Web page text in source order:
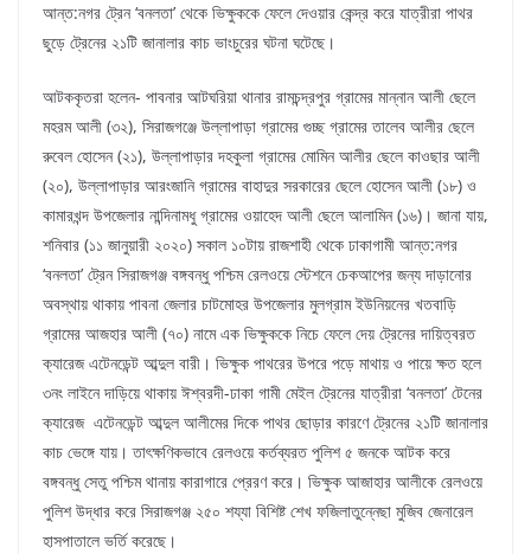
আন্ত:নগর ট্রেন ‘বনলতা’ থেকে ভিক্ষুককে ফেলে দেওয়ার কেন্দ্র করে যাত্রীরা পাথর
ছুড়ে ট্রেনের ২১টি জানালার কাচ ভাংচুরের ঘটনা ঘটেছে।
আটককৃতরা হলেন- পাবনার আটঘরিয়া থানার রামচন্দ্রপুর গ্রামের মান্নান আলী ছেলে
মহরম আলী (৩২), সিরাজগঞ্জে উল্লাপাড়া গ্রামের গুচ্ছ গ্রামের তালেব আলীর ছেলে
রুবেল হোসেন (২১), উল্লাপাড়ার দহকুলা গ্রামের মোমিন আলীর ছেলে কাওছার আলী
(২০), উল্লাপাড়ার আরংজানি গ্রামের বাহাদুর সরকারের ছেলে হোসেন আলী (১৮) ও
কামারখন্দ উপজেলার নান্দিনামধু গ্রামের ওয়াহেদ আলী ছেলে আলামিন (১৬)। জানা যায়,
শনিবার (১১ জানুয়ারী ২০২০) সকাল ১০টায় রাজশাহী থেকে ঢাকাগামী আন্ত:নগর
‘বনলতা’ ট্রেন সিরাজগঞ্জ বঙ্গবন্ধু পশ্চিম রেলওয়ে স্টেশনে চেকআপের জন্য দাড়ানোর
অবস্থায় থাকায় পাবনা জেলার চাটমোহর উপজেলার মুলগ্রাম ইউনিয়নের খতবাড়ি
গ্রামের আজহার আলী (৭০) নামে এক ভিক্ষুককে নিচে ফেলে দেয় ট্রেনের দায়িত্বরত
ক্যারেজ এটেনডেন্ট আব্দুল বারী। ভিক্ষুক পাথরের উপরে পড়ে মাথায় ও পায়ে ক্ষত হলে
৩নং লাইনে দাড়িয়ে থাকায় ঈশ্বরদী-ঢাকা গামী মেইল ট্রেনের যাত্রীরা ‘বনলতা’ টেনের
ক্যারেজ এটেনডেন্ট আব্দুল আলীমের দিকে পাথর ছোড়ার কারণে ট্রেনের ২১টি জানালার
কাচ ভেঙ্গে যায়। তাৎক্ষণিকভাবে রেলওয়ে কর্তব্যরত পুলিশ ৫ জনকে আটক করে
বঙ্গবন্ধু সেতু পশ্চিম থানায় কারাগারে প্রেরণ করে। ভিক্ষুক আজাহার আলীকে রেলওয়ে
পুলিশ উদ্ধার করে সিরাজগঞ্জ ২৫০ শয্যা বিশিষ্ট শেখ ফজিলাতুন্নেছা মুজিব জেনারেল
হাসপাতালে ভর্তি করেছে।